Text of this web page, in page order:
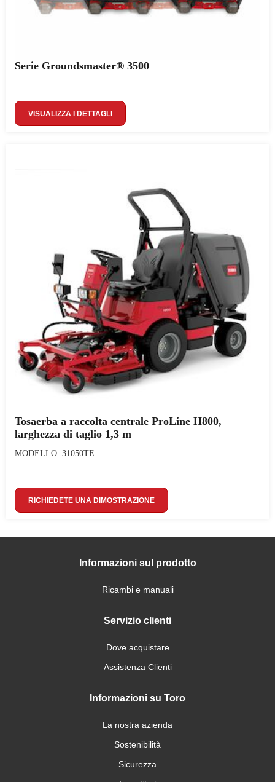
Serie Groundsmaster® 3500
VISUALIZZA I DETTAGLI
Tosaerba a raccolta centrale ProLine H800,
larghezza di taglio 1,3 m
MODELLO: 31050TE
RICHIEDETE UNA DIMOSTRAZIONE
Informazioni sul prodotto
Ricambi e manuali
Servizio clienti
Dove acquistare
Assistenza Clienti
Informazioni su Toro
La nostra azienda
Sostenibilità
Sicurezza